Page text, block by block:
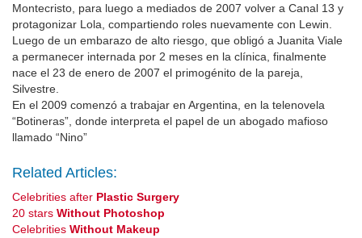
Montecristo, para luego a mediados de 2007 volver a Canal 13 y
protagonizar Lola, compartiendo roles nuevamente con Lewin.
Luego de un embarazo de alto riesgo, que obligó a Juanita Viale
a permanecer internada por 2 meses en la clínica, finalmente
nace el 23 de enero de 2007 el primogénito de la pareja,
Silvestre.
En el 2009 comenzó a trabajar en Argentina, en la telenovela
“Botineras”, donde interpreta el papel de un abogado mafioso
llamado “Nino”
Related Articles:
Celebrities after Plastic Surgery
20 stars Without Photoshop
Celebrities Without Makeup